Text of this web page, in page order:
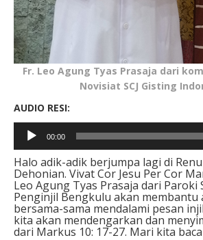
Fr. Leo Agung Tyas Prasaja dari
Novisiat SCJ Gisting
AUDIO RESI:
Pemutar
Audio
00:00
Halo adik-adik berjumpa lagi di
Dehonian. Vivat Cor Jesu Per Cor
Leo Agung Tyas Prasaja dari Paroki
Penginjil Bengkulu akan
bersama-sama mendalami pesan
kita akan mendengarkan dan
dari Markus 10: 17-27. Mari kita